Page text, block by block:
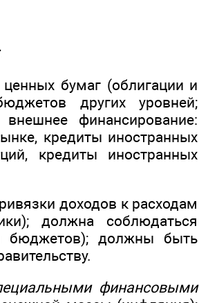
бумаг (облигации и
других уровней;
финансирование:
кредиты иностранных
кредиты иностранных
доходов к расходам
должна соблюдаться
бюджетов); должны быть
финансовыми